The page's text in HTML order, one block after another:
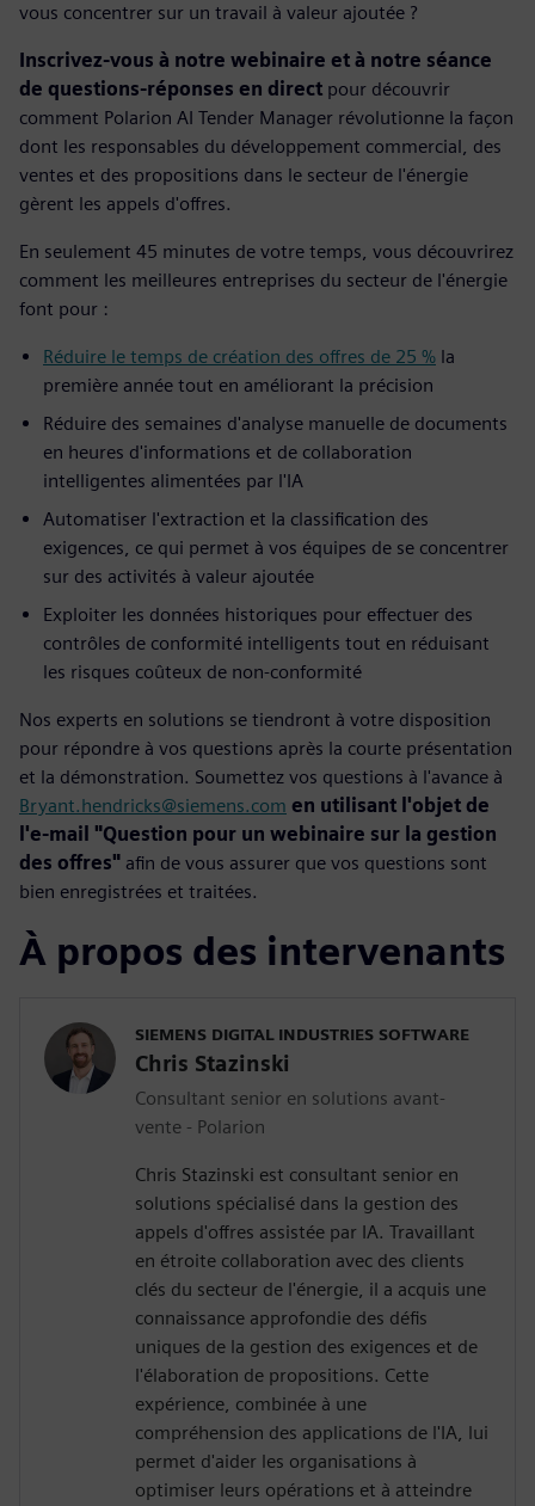
vous concentrer sur un travail à valeur ajoutée ?
Inscrivez-vous à notre webinaire et à notre séance
de questions-réponses en direct pour découvrir
comment Polarion AI Tender Manager révolutionne la façon
dont les responsables du développement commercial, des
ventes et des propositions dans le secteur de l'énergie
gèrent les appels d'offres.
En seulement 45 minutes de votre temps, vous découvrirez
comment les meilleures entreprises du secteur de l'énergie
font pour :
Réduire le temps de création des offres de 25 % la
première année tout en améliorant la précision
Réduire des semaines d'analyse manuelle de documents
en heures d'informations et de collaboration
intelligentes alimentées par l'IA
Automatiser l'extraction et la classification des
exigences, ce qui permet à vos équipes de se concentrer
sur des activités à valeur ajoutée
Exploiter les données historiques pour effectuer des
contrôles de conformité intelligents tout en réduisant
les risques coûteux de non-conformité
Nos experts en solutions se tiendront à votre disposition
pour répondre à vos questions après la courte présentation
et la démonstration. Soumettez vos questions à l'avance à
Bryant.hendricks@siemens.com en utilisant l'objet de
l'e-mail "Question pour un webinaire sur la gestion
des offres" afin de vous assurer que vos questions sont
bien enregistrées et traitées.
À propos des intervenants
SIEMENS DIGITAL INDUSTRIES SOFTWARE
Chris Stazinski
Consultant senior en solutions avant-
vente - Polarion
Chris Stazinski est consultant senior en
solutions spécialisé dans la gestion des
appels d'offres assistée par IA. Travaillant
en étroite collaboration avec des clients
clés du secteur de l'énergie, il a acquis une
connaissance approfondie des défis
uniques de la gestion des exigences et de
l'élaboration de propositions. Cette
expérience, combinée à une
compréhension des applications de l'IA, lui
permet d'aider les organisations à
optimiser leurs opérations et à atteindre